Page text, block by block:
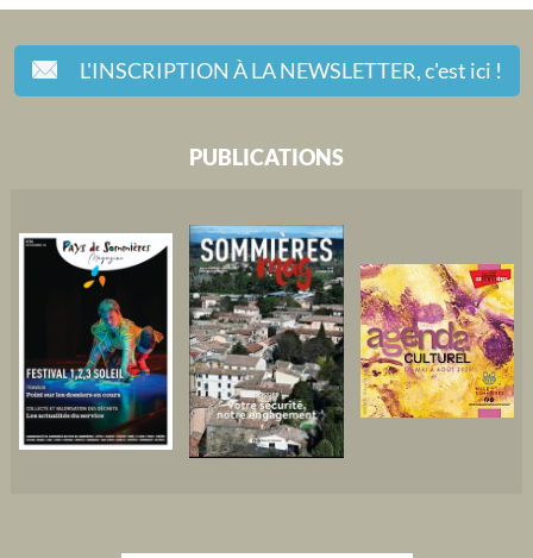
L'INSCRIPTION À LA NEWSLETTER,c'est ici !
PUBLICATIONS